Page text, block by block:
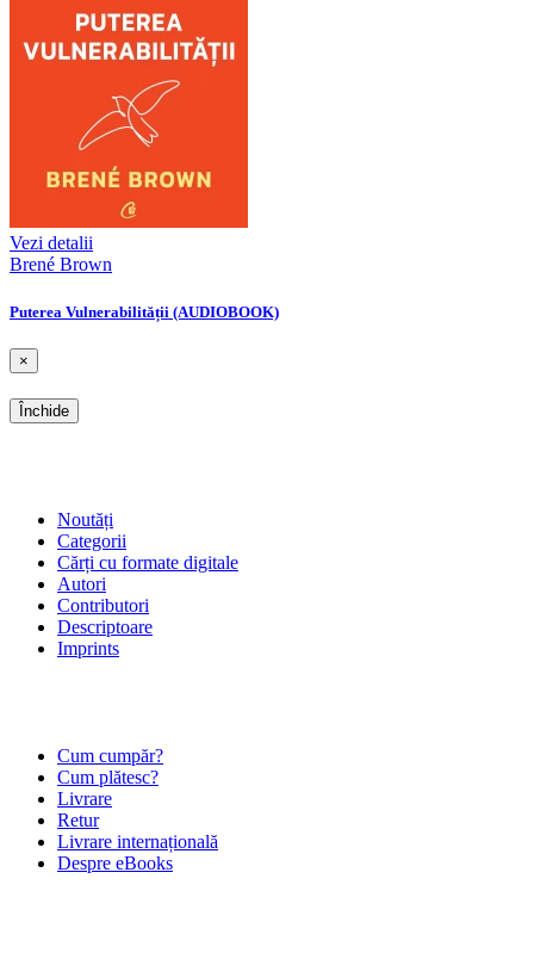
Vezi detalii
Brené Brown
Puterea Vulnerabilității (AUDIOBOOK)
×
Închide
Noutăți
Categorii
Cărți cu formate digitale
Autori
Contributori
Descriptoare
Imprints
Cum cumpăr?
Cum plătesc?
Livrare
Retur
Livrare internațională
Despre eBooks